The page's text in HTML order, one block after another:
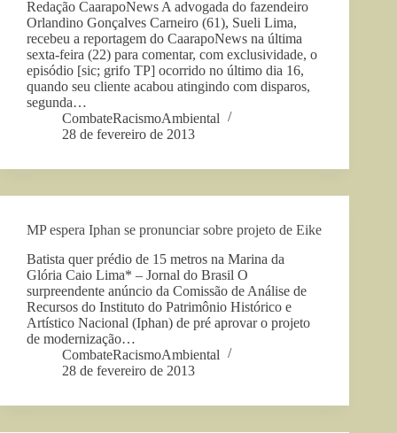
Redação CaarapoNews A advogada do fazendeiro
Orlandino Gonçalves Carneiro (61), Sueli Lima,
recebeu a reportagem do CaarapoNews na última
sexta-feira (22) para comentar, com exclusividade, o
episódio [sic; grifo TP] ocorrido no último dia 16,
quando seu cliente acabou atingindo com disparos,
segunda…
CombateRacismoAmbiental
28 de fevereiro de 2013
MP espera Iphan se pronunciar sobre projeto de Eike
Batista quer prédio de 15 metros na Marina da
Glória Caio Lima* – Jornal do Brasil O
surpreendente anúncio da Comissão de Análise de
Recursos do Instituto do Patrimônio Histórico e
Artístico Nacional (Iphan) de pré aprovar o projeto
de modernização…
CombateRacismoAmbiental
28 de fevereiro de 2013